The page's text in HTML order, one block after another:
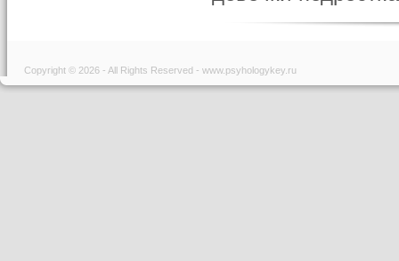
Copyright © 2026 - All Rights Reserved - www.psyhologykey.ru